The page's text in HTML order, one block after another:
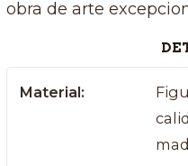
obra de arte
Material: